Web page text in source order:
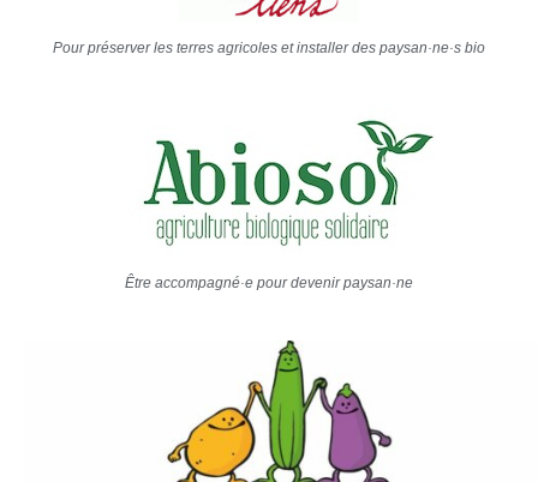
Pour préserver les terres agricoles et installer des paysan·ne·s bio
Être accompagné·e pour devenir paysan·ne